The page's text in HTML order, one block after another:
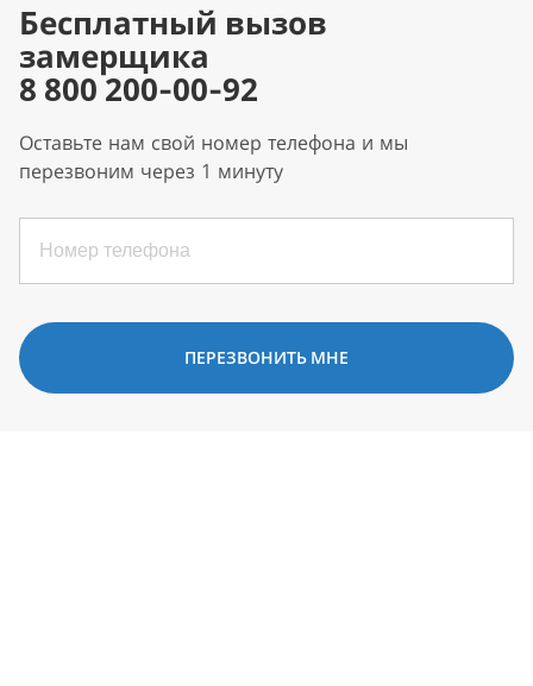
Бесплатный вызов
замерщика
8 800 200-00-92
Оставьте нам свой номер телефона и мы
перезвоним через 1 минуту
ПЕРЕЗВОНИТЬ МНЕ